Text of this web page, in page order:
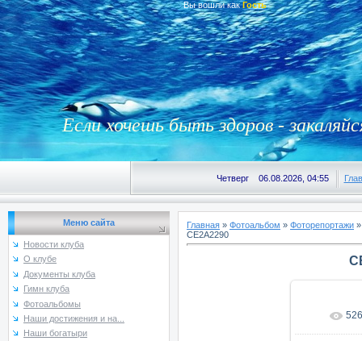
Вы вошли как Гость
Если хочешь быть здоров -
Четверг 06.08.2026, 04:55
Меню сайта
Новости клуба
О клубе
Документы клуба
Гимн клуба
Фотоальбомы
Наши достижения и на...
Наши богатыри
Главная » Фотоальбом » Фоторепортажи
CE2A2290
В 526